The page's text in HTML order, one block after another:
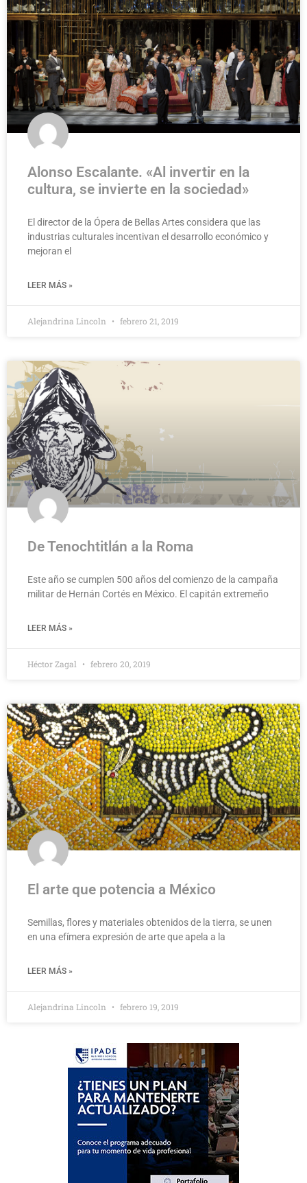
Alonso Escalante. «Al invertir en la
cultura, se invierte en la sociedad»
El director de la Ópera de Bellas Artes considera que las
industrias culturales incentivan el desarrollo económico y
mejoran el
LEER MÁS »
Alejandrina Lincoln febrero 21, 2019
De Tenochtitlán a la Roma
Este año se cumplen 500 años del comienzo de la campaña
militar de Hernán Cortés en México. El capitán extremeño
LEER MÁS »
Héctor Zagal febrero 20, 2019
El arte que potencia a México
Semillas, flores y materiales obtenidos de la tierra, se unen
en una efímera expresión de arte que apela a la
LEER MÁS »
Alejandrina Lincoln febrero 19, 2019